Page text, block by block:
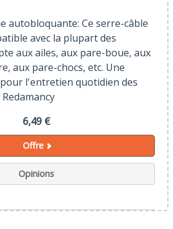
autobloquante: Ce serre-câble
avec la plupart des
aux ailes, aux pare-boue, aux
aux pare-chocs, etc. Une
l'entretien quotidien des
6,49 €
Offre
Opinions